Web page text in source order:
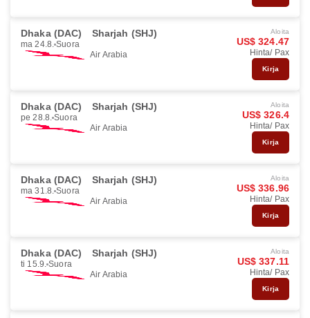
Dhaka (DAC) Sharjah (SHJ)
ma 24.8. Suora
Air Arabia
Aloita
US$ 324.47
Hinta/ Pax
Kirja
Dhaka (DAC) Sharjah (SHJ)
pe 28.8. Suora
Air Arabia
Aloita
US$ 326.4
Hinta/ Pax
Kirja
Dhaka (DAC) Sharjah (SHJ)
ma 31.8. Suora
Air Arabia
Aloita
US$ 336.96
Hinta/ Pax
Kirja
Dhaka (DAC) Sharjah (SHJ)
ti 15.9. Suora
Air Arabia
Aloita
US$ 337.11
Hinta/ Pax
Kirja